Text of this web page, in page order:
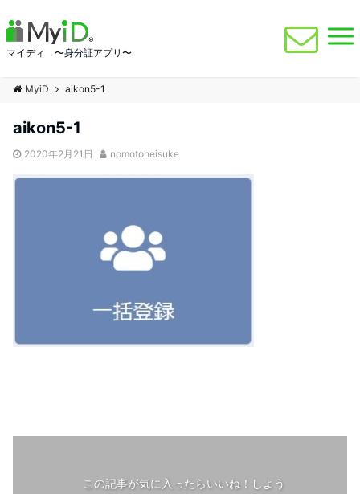
マイディ 〜身分証アプリ〜
MyiD aikon5-1
aikon5-1
2020年2月21日 nomotoheisuke
この記事が気に入ったらいいね！しよう